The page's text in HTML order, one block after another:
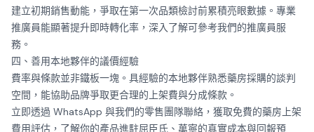
建立初期銷售動能，爭取在第一次品類檢討前累積亮眼數據。專業
推廣員能顯著提升即時轉化率，深入了解可參考我們的推廣員服
務 。
四、善用本地夥伴的議價經驗
費率與條款並非鐵板一塊。具經驗的本地夥伴熟悉藥房採購的談判
空間，能協助品牌爭取更合理的上架費與分成條款。
立即透過 WhatsApp 與我們的零售團隊聯絡，獲取免費的藥房上架
費用評估，了解你的產品進駐屈臣氏、萬寧的真實成本與回報預